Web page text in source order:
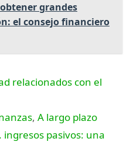
grandes
el consejo financiero
relacionados con el
,A largo plazo
ingresos pasivos: una